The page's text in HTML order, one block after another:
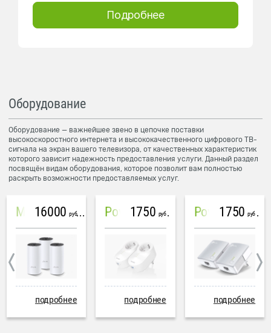
Подробнее
Оборудование
Оборудование — важнейшее звено в цепочке поставки
высокоскоростного интернета и высококачественного цифрового ТВ-
сигнала на экран вашего телевизора, от качественных характеристик
которого зависит надежность предоставления услуги. Данный раздел
посвящён видам оборудования, которое позволит вам полностью
раскрыть возможности предоставляемых услуг.
Mesh система TP-Link Deco M4 (3 устройства)
16000 руб
подробнее
PowerLine Tenda PH6
1750 руб
подробнее
PowerLine TP-Link AV600
1750 руб
подробнее